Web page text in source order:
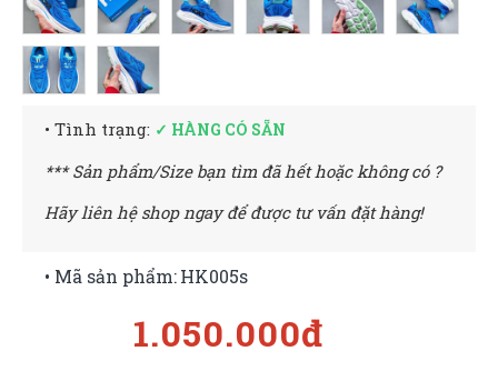
• Tình trạng: ✓ HÀNG CÓ SẴN
*** Sản phẩm/Size bạn tìm đã hết hoặc không có ?
Hãy liên hệ shop ngay để được tư vấn đặt hàng!
1.050.000đ
• Mã sản phẩm:HK005s